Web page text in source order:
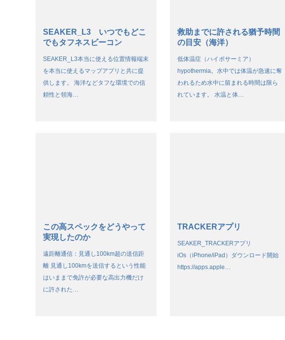
SEAKER_L3 いつでもどこ
でもタフネスビーコン
SEAKER_L3本当に使える位置情報端末
を本当に使えるマップアプリと共に提
供します。 海洋などタフな環境での信
頼性と領海…
救助までに許される猶予時間
の目安（海洋）
低体温症（ハイポサーミア）
hypothermia。水中では体温が急速に奪
われるため水中に留まれる時間は限ら
れています。 水温と体…
この高スペックをどうやって
実現したのか
遠距離通信：見通し100km超の送信距
離 見通し100kmを送信するという性能
はいままで免許が必要な高出力機だけ
に許された…
TRACKERアプリ
SEAKER_TRACKERアプリ
iOs（iPhone/iPad）ダウンロード開始
https://apps.apple…